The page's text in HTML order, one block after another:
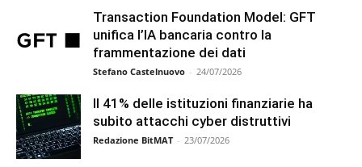
Transaction Foundation Model: GFT
unifica l’IA bancaria contro la
frammentazione dei dati
Stefano Castelnuovo - 24/07/2026
Il 41% delle istituzioni finanziarie ha
subito attacchi cyber distruttivi
Redazione BitMAT - 23/07/2026